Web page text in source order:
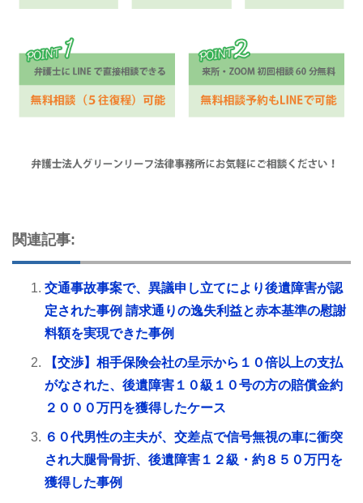
関連記事:
交通事故事案で、異議申し立てにより後遺障害が認
定された事例 請求通りの逸失利益と赤本基準の慰謝
料額を実現できた事例
【交渉】相手保険会社の呈示から１０倍以上の支払
がなされた、後遺障害１０級１０号の方の賠償金約
２０００万円を獲得したケース
６０代男性の主夫が、交差点で信号無視の車に衝突
され大腿骨骨折、後遺障害１２級・約８５０万円を
獲得した事例